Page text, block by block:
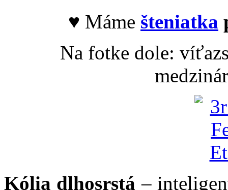
♥ Máme šteniatka
Na fotke dole:
Kólia dlhosrstá –